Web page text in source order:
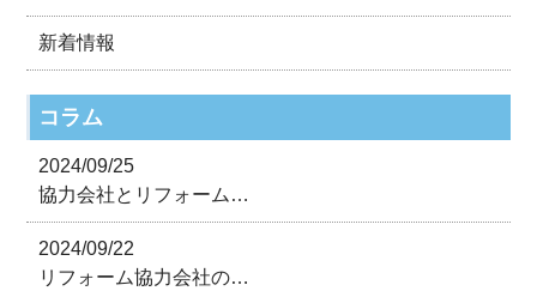
新着情報
コラム
2024/09/25
協力会社とリフォーム…
2024/09/22
リフォーム協力会社の…